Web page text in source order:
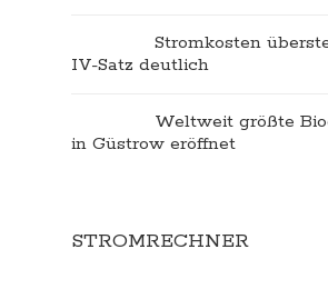
Stromkosten
IV-Satz deutlich
Weltweit größte
in Güstrow eröffnet
STROMRECHNER